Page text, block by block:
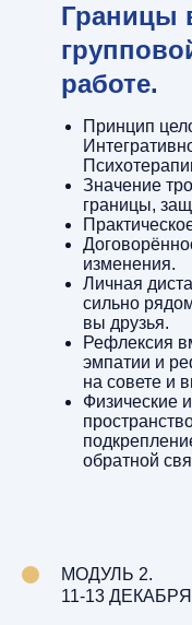
Границы
работе.
Принцип
Значение
границы,
изменения.
Личная
сильно
вы друзья.
Рефлексия
эмпатии и
на совете и
Физические
обратной
МОДУЛЬ 2.
11-13